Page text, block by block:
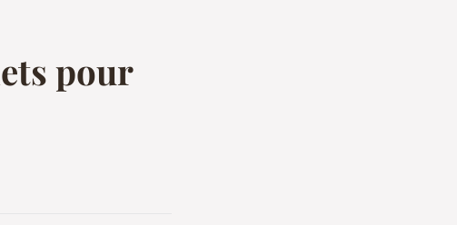
pour